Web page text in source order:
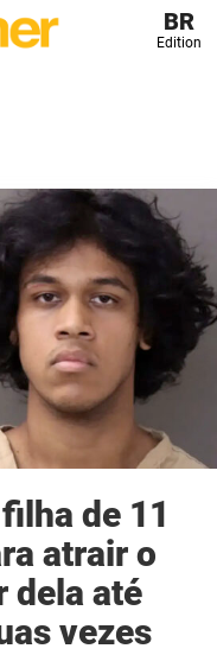
BR
Edition
de 11
atrair o
dela até
vezes